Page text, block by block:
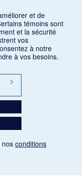
et de
témoins sont
et la sécurité
vos
à notre
à vos besoins.
>
nos conditions